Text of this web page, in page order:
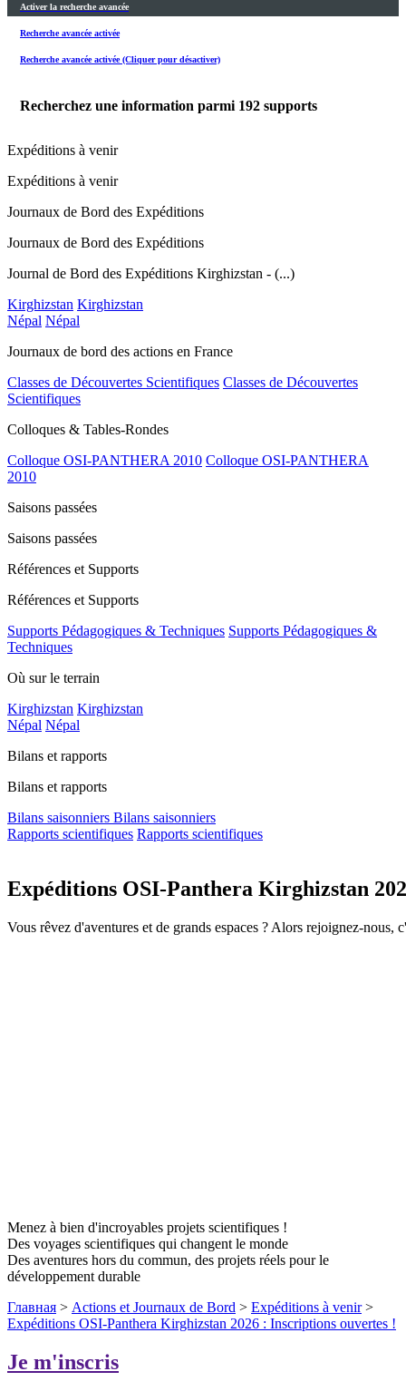
Activer la recherche avancée
Recherche avancée activée
Recherche avancée activée (Cliquer pour désactiver)
Recherchez une information parmi 192 supports
Expéditions à venir
Expéditions à venir
Journaux de Bord des Expéditions
Journaux de Bord des Expéditions
Journal de Bord des Expéditions Kirghizstan - (...)
Kirghizstan Kirghizstan
Népal Népal
Journaux de bord des actions en France
Classes de Découvertes Scientifiques Classes de Découvertes
Scientifiques
Colloques & Tables-Rondes
Colloque OSI-PANTHERA 2010 Colloque OSI-PANTHERA
2010
Saisons passées
Saisons passées
Références et Supports
Références et Supports
Supports Pédagogiques & Techniques Supports Pédagogiques &
Techniques
Où sur le terrain
Kirghizstan Kirghizstan
Népal Népal
Bilans et rapports
Bilans et rapports
Bilans saisonniers Bilans saisonniers
Rapports scientifiques Rapports scientifiques
Expéditions OSI-Panthera Kirghizstan
Vous rêvez d'aventures et de grands espaces ? Alors rejoignez-
Menez à bien d'incroyables projets scientifiques !
Des voyages scientifiques qui changent le monde
Des aventures hors du commun, des projets réels pour le
développement durable
Главная > Actions et Journaux de Bord > Expéditions à venir>
Expéditions OSI-Panthera Kirghizstan 2026 : Inscriptions ouvertes !
Je m'inscris